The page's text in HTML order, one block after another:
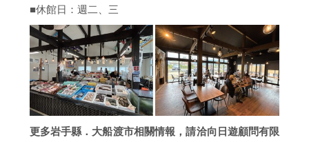
■休館日：週二、三
更多岩手縣．大船渡市相關情報，請洽向日遊顧問有限